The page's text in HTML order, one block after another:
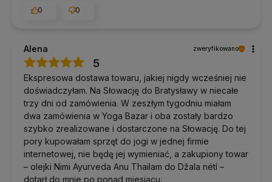
ciążyć, wygodniejsza będzie Performance Travel o wadze
mikrofibry.
Dla studiów jogi i wypożyczania
użytkowaniu przez wiele osób naturalny kauczuk zużywa
się szybciej, a do sal lepiej sprawdzają się maty z PVC.
Poliuretan, czego się spodziewać
Na wierzchu z PU widać ślady użytkowania: plamy potu,
kropla kremu czy oliwki zostawiają znak. Nie wpływa to
na przyczepność.
Kolory nadruku są bardziej stonowane niż na zdjęciach
produktowych, które są robione w studyjnym świetle.
Klientki najczęściej oceniają to jako zaletę.
0
0
Alena zweryfikowano
5
Ekspresowa dostawa towaru, jakiej nigdy wcześniej nie
doświadczyłam. Na Słowację do Bratysławy w niecałe
trzy dni od zamówienia. W zeszłym tygodniu miałam
dwa zamówienia w Yoga Bazar i oba zostały bardzo
szybko zrealizowane i dostarczone na Słowację. Do tej
pory kupowałam sprzęt do jogi w jednej firmie
internetowej, nie będę jej wymieniać, a zakupiony towar
– olejki Nimi Ayurveda Anu Thailam do Džala nétí –
dotarł do mnie po ponad miesiącu.